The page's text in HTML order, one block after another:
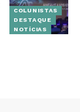
COLUNISTAS
DESTAQUE
NOTÍCIAS